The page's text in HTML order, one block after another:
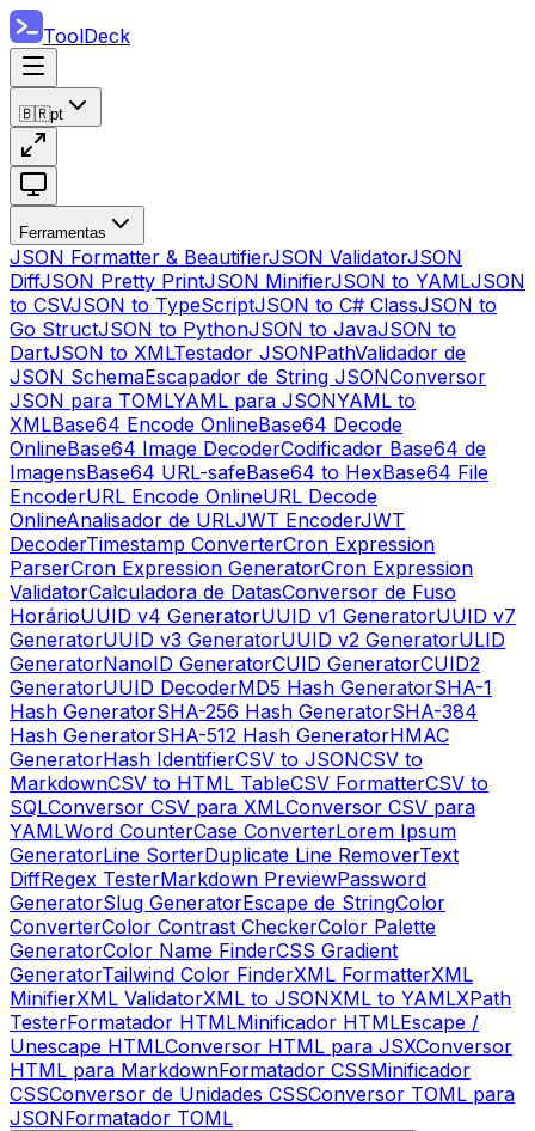
ToolDeck
🇧🇷pt
Ferramentas
JSON Formatter & BeautifierJSON ValidatorJSON
DiffJSON Pretty PrintJSON MinifierJSON to YAMLJSON
to CSVJSON to TypeScriptJSON to C# ClassJSON to
Go StructJSON to PythonJSON to JavaJSON to
DartJSON to XMLTestador JSONPathValidador de
JSON SchemaEscapador de String JSONConversor
JSON para TOMLYAML para JSONYAML to
XMLBase64 Encode OnlineBase64 Decode
OnlineBase64 Image DecoderCodificador Base64 de
ImagensBase64 URL-safeBase64 to HexBase64 File
EncoderURL Encode OnlineURL Decode
OnlineAnalisador de URLJWT EncoderJWT
DecoderTimestamp ConverterCron Expression
ParserCron Expression GeneratorCron Expression
ValidatorCalculadora de DatasConversor de Fuso
HorárioUUID v4 GeneratorUUID v1 GeneratorUUID v7
GeneratorUUID v3 GeneratorUUID v2 GeneratorULID
GeneratorNanoID GeneratorCUID GeneratorCUID2
GeneratorUUID DecoderMD5 Hash GeneratorSHA-1
Hash GeneratorSHA-256 Hash GeneratorSHA-384
Hash GeneratorSHA-512 Hash GeneratorHMAC
GeneratorHash IdentifierCSV to JSONCSV to
MarkdownCSV to HTML TableCSV FormatterCSV to
SQLConversor CSV para XMLConversor CSV para
YAMLWord CounterCase ConverterLorem Ipsum
GeneratorLine SorterDuplicate Line RemoverText
DiffRegex TesterMarkdown PreviewPassword
GeneratorSlug GeneratorEscape de StringColor
ConverterColor Contrast CheckerColor Palette
GeneratorColor Name FinderCSS Gradient
GeneratorTailwind Color FinderXML FormatterXML
MinifierXML ValidatorXML to JSONXML to YAMLXPath
TesterFormatador HTMLMinificador HTMLEscape /
Unescape HTMLConversor HTML para JSXConversor
HTML para MarkdownFormatador CSSMinificador
CSSConversor de Unidades CSSConversor TOML para
JSONFormatador TOML